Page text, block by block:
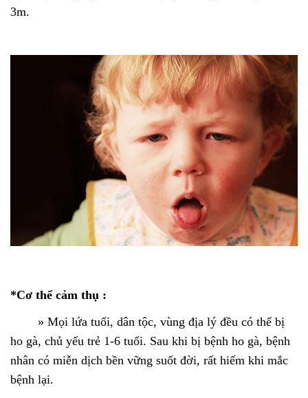
3m.
*Cơ thể cảm thụ :
» Mọi lứa tuổi, dân tộc, vùng địa lý đều có thể bị
ho gà, chủ yếu trẻ 1-6 tuổi. Sau khi bị bệnh ho gà, bệnh
nhân có miễn dịch bền vững suốt đời, rất hiếm khi mắc
bệnh lại.